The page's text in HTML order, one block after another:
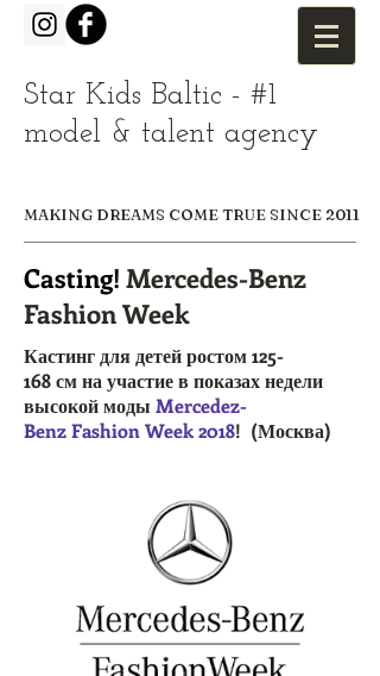
Star Kids Baltic - #1
model & talent agency
MAKING DREAMS COME TRUE SINCE 2011
Casting! Mercedes-Benz
Fashion Week
Кастинг для детей ростом 125-
168 см на участие в показах недели
высокой моды Mercedez-
Benz Fashion Week 2018! (Москва)